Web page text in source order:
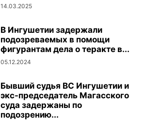
14.03.2025
В Ингушетии задержали
подозреваемых в помощи
фигурантам дела о теракте в...
05.12.2024
Бывший судья ВС Ингушетии и
экс-председатель Магасского
суда задержаны по
подозрению...